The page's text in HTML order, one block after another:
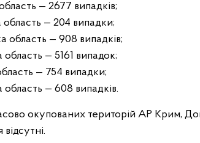
— 2677 випадків;
— 204 випадки;
область — 908 випадків;
область — 5161 випадок;
— 754 випадки;
область — 608 випадків.
окупованих територій АР Крим,